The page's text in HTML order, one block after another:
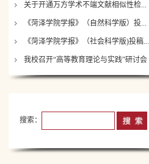
关于开通万方学术不端文献相似性检...
《菏泽学院学报》（自然科学版）投...
《菏泽学院学报》（社会科学版)投稿...
我校召开“高等教育理论与实践”研讨会
搜索：